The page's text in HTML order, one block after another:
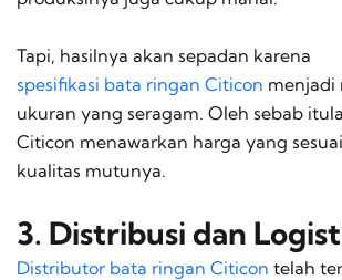
Tapi, hasilnya akan sepadan karena
spesifikasi bata ringan Citicon menjadi
ukuran yang seragam. Oleh sebab
Citicon menawarkan harga yang
kualitas mutunya.
3. Distribusi dan
Distributor bata ringan Citicon telah